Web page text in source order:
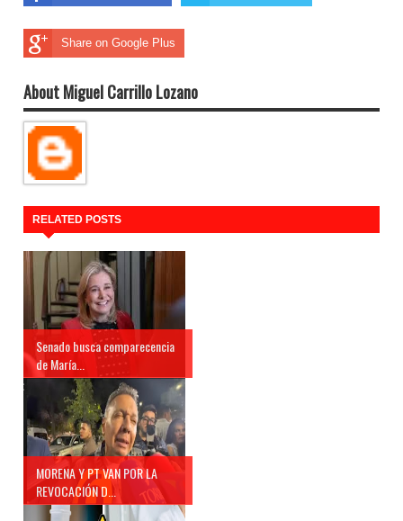
Share on Google Plus
About Miguel Carrillo Lozano
RELATED POSTS
Senado busca comparecencia
de María...
MORENA Y PT VAN POR LA
REVOCACIÓN D...